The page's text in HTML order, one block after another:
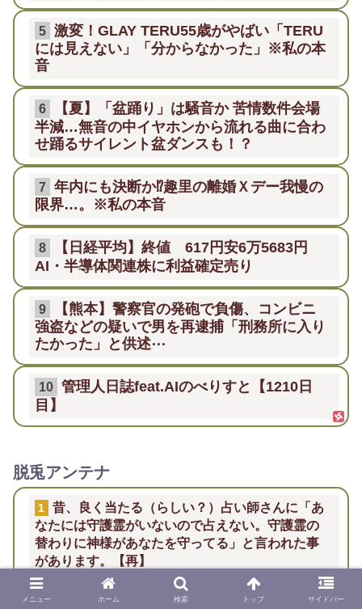
5 激変！GLAY TERU55歳がやばい「TERU
には見えない」「分からなかった」※私の本
音
6
【夏】「盆踊り」は騒音か 苦情数件会場
半減…無音の中イヤホンから流れる曲に合わ
せ踊るサイレント盆ダンスも！？
7 年内にも決断か⁉趣里の離婚Ｘデー我慢の
限界…。※私の本音
8
【日経平均】終値 617円安6万5683円
AI・半導体関連株に利益確定売り
9
【熊本】警察官の発砲で負傷、コンビニ
強盗などの疑いで男を再逮捕「刑務所に入り
たかった」と供述⋯
10 管理人日誌feat.AIのべりすと【1210日
目】
脱兎アンテナ
1
昔、良く当たる（らしい？）占い師さんに「あ
なたには守護霊がいないので占えない。守護霊の
替わりに神様があなたを守ってる」と言われた事
があります。【再】
2 パスタソースってたまにクソまずいのあるよ
メニュー ホーム 検索 トップ サイドバー